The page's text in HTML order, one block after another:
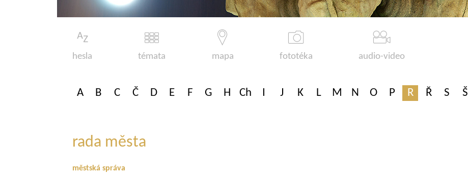
hesla témata mapa fototéka audio-video
A B C Č D E F G H Ch I J K L M N O P R Ř S Š
rada města
městská správa